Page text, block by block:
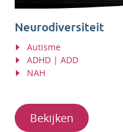
Neurodiversiteit
Autisme
ADHD | ADD
NAH
Bekijken